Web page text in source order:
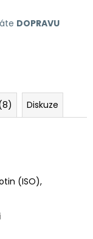
DOPRAVU
Diskuze
(ISO),